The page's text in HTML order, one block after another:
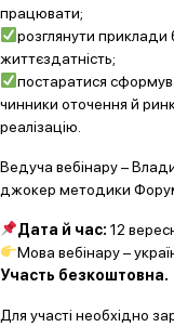
працювати;
розглянути приклади
життєздатність;
постаратися
чинники оточення й
реалізацію.
Ведуча вебінару –
джокер методики
Дата й час: 12
Мова вебінару –
Участь безкоштовна.
Для участі необхідно